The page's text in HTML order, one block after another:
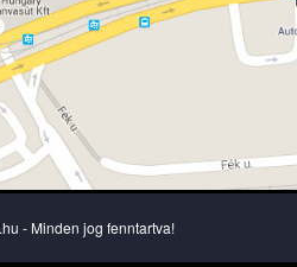
- Minden jog fenntartva!